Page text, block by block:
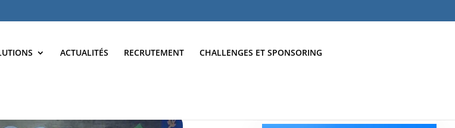
ACTUALITÉS RECRUTEMENT CHALLENGES ET SPONSORING